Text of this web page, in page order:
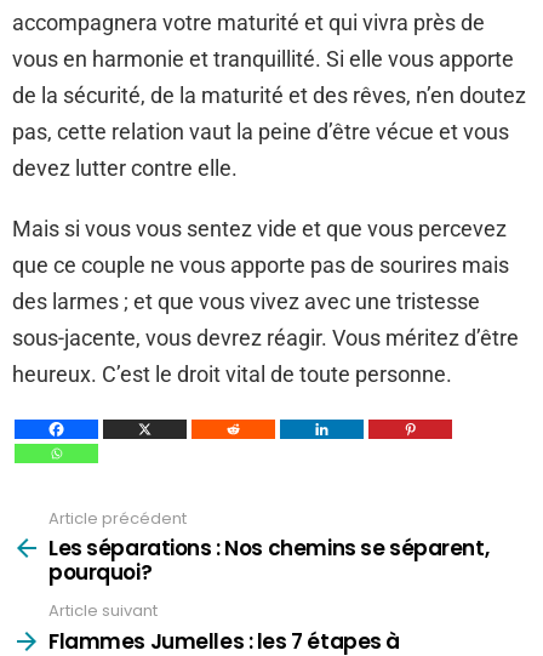
accompagnera votre maturité et qui vivra près de
vous en harmonie et tranquillité. Si elle vous apporte
de la sécurité, de la maturité et des rêves, n’en doutez
pas, cette relation vaut la peine d’être vécue et vous
devez lutter contre elle.
Mais si vous vous sentez vide et que vous percevez
que ce couple ne vous apporte pas de sourires mais
des larmes ; et que vous vivez avec une tristesse
sous-jacente, vous devrez réagir. Vous méritez d’être
heureux. C’est le droit vital de toute personne.
plus
Article précédent
Les séparations : Nos chemins se séparent,
pourquoi?
Article suivant
Flammes Jumelles : les 7 étapes à